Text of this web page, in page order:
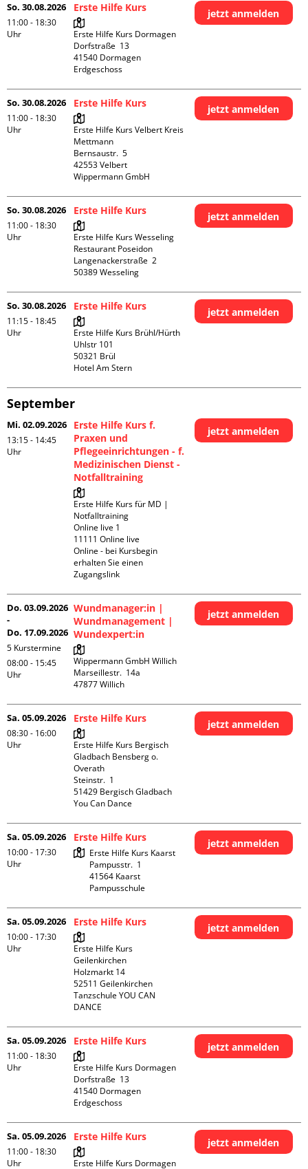
So. 30.08.2026
11:00 - 18:30
Uhr
Erste Hilfe Kurs
Erste Hilfe Kurs Dormagen
Dorfstraße  13
41540 Dormagen
Erdgeschoss
jetzt anmelden
So. 30.08.2026
11:00 - 18:30
Uhr
Erste Hilfe Kurs
Erste Hilfe Kurs Velbert Kreis
Mettmann
Bernsaustr.  5
42553 Velbert
Wippermann GmbH
jetzt anmelden
So. 30.08.2026
11:00 - 18:30
Uhr
Erste Hilfe Kurs
Erste Hilfe Kurs Wesseling
Restaurant Poseidon
Langenackerstraße  2
jetzt anmelden
So. 30.08.2026
11:15 - 18:45
Uhr
Erste Hilfe Kurs
Erste Hilfe Kurs Brühl/Hürth
Uhlstr 101
50321 Brül
Hotel Am Stern
jetzt anmelden
September
Mi. 02.09.2026
13:15 - 14:45
Uhr
Erste Hilfe Kurs f.
Praxen und
Pflegeeinrichtungen - f.
Medizinischen Dienst -
Notfalltraining
Erste Hilfe Kurs für MD |
Notfalltraining
Online live 1
11111 Online live
Online - bei Kursbegin
erhalten Sie einen
Zugangslink
jetzt anmelden
Do. 03.09.2026
-
Do. 17.09.2026
5 Kurstermine
08:00 - 15:45
Uhr
Wundmanager:in |
Wundmanagement |
Wundexpert:in
Wippermann GmbH Willich
Marseillestr.  14a
jetzt anmelden
Sa. 05.09.2026
08:30 - 16:00
Uhr
Erste Hilfe Kurs
Erste Hilfe Kurs Bergisch
Gladbach Bensberg o.
Overath
Steinstr.  1
51429 Bergisch Gladbach
You Can Dance
jetzt anmelden
Sa. 05.09.2026
10:00 - 17:30
Uhr
Erste Hilfe Kurs
Erste Hilfe Kurs Kaarst
Pampusstr.  1
41564 Kaarst
Pampusschule
jetzt anmelden
Sa. 05.09.2026
10:00 - 17:30
Uhr
Erste Hilfe Kurs
Erste Hilfe Kurs
Geilenkirchen
Holzmarkt 14
52511 Geilenkirchen
Tanzschule YOU CAN
DANCE
jetzt anmelden
Sa. 05.09.2026
11:00 - 18:30
Uhr
Erste Hilfe Kurs
Erste Hilfe Kurs Dormagen
Dorfstraße  13
41540 Dormagen
Erdgeschoss
jetzt anmelden
Sa. 05.09.2026
11:00 - 18:30
Uhr
Erste Hilfe Kurs
Erste Hilfe Kurs Dormagen
jetzt anmelden